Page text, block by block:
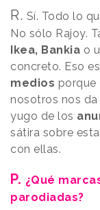
R. Sí. Todo lo
No sólo Rajoy.
Ikea, Bankia o
concreto. Eso
medios porque
nosotros nos
yugo de los
sátira sobre
con ellas.
P. ¿Qué
parodiadas?